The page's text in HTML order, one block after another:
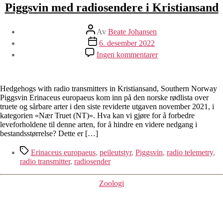
Piggsvin med radiosendere i Kristiansand
Innleggsforfatter
Av Beate Johansen
Publiseringsdato
6. desember 2022
Ingen kommentarertil
Piggsvin
Kristiansand
Hedgehogs with radio transmitters in Kristiansand, Southern Norway
Piggsvin Erinaceus europaeus kom inn på den norske rødlista over
truete og sårbare arter i den siste reviderte utgaven november 2021, i
kategorien «Nær Truet (NT)». Hva kan vi gjøre for å forbedre
leveforholdene til denne arten, for å hindre en videre nedgang i
bestandsstørrelse? Dette er […]
Stikkord
Erinaceus europaeus, peileutstyr, Piggsvin, radio telemetry,
radio transmitter, radiosender
Kategorier
Zoologi